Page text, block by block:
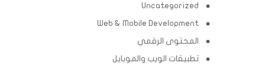
Uncategorized
Web & Mobile Development
المحتوى الرقمي
تطبيقات الويب والموبايل